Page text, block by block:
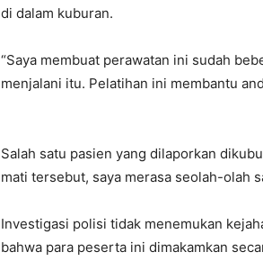
di dalam kuburan.
“Saya membuat perawatan ini sudah
menjalani itu. Pelatihan ini membantu
Salah satu pasien yang dilaporkan
mati tersebut, saya merasa seolah-olah
Investigasi polisi tidak menemukan
bahwa para peserta ini dimakamkan